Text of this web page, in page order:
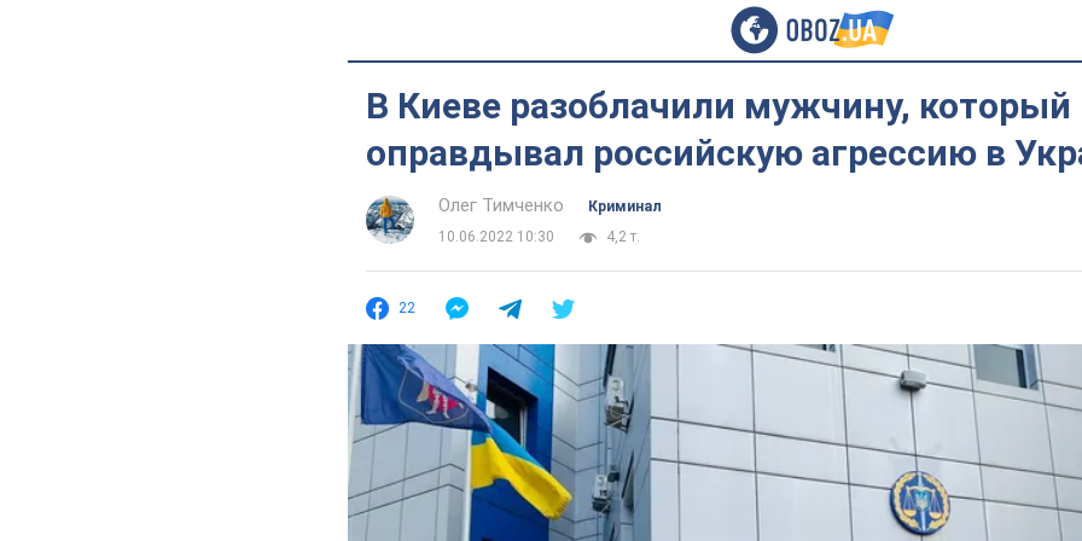
В Киеве разоблачили мужчину, который
оправдывал российскую агрессию в
Олег Тимченко
Криминал
10.06.2022 10:30
4,2 т.
22